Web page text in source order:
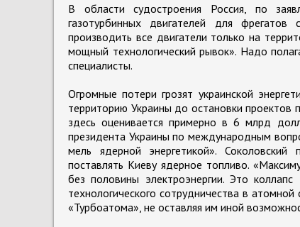
В области судостроения Россия, по
газотурбинных двигателей для
производить все двигатели только на
мощный технологический рывок». Надо
специалисты.
Огромные потери грозят украинской
территорию Украины до остановки проектов
здесь оценивается примерно в 6 млрд
президента Украины по международным
мель ядерной энергетикой».
поставлять Киеву ядерное топливо.
без половины электроэнергии. Это
технологического сотрудничества в
«Турбоатома», не оставляя им иной